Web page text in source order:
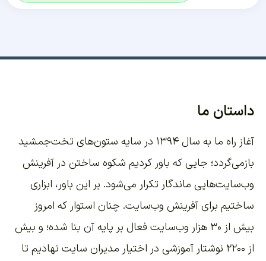
داستان ما
آغاز راه ما به سال ۱۳۹۴ در سایه ستون‌های تخت‌جمشید
بازمی‌گردد؛ جایی که باور کردیم شکوه ساختن در آفرینش
وب‌سایت‌هایی ماندگار تکرار می‌شود. بر این باور، ابزاری
ساختیم برای آفرینش وب‌سایت. چنان استوار که امروز
بیش از ۳۰ هزار وب‌سایت فعال بر پایه آن بنا شده؛ و بیش
از ۲۲۰۰
نوشتار آموزشی در اختیار مدیران سایت نهادیم تا